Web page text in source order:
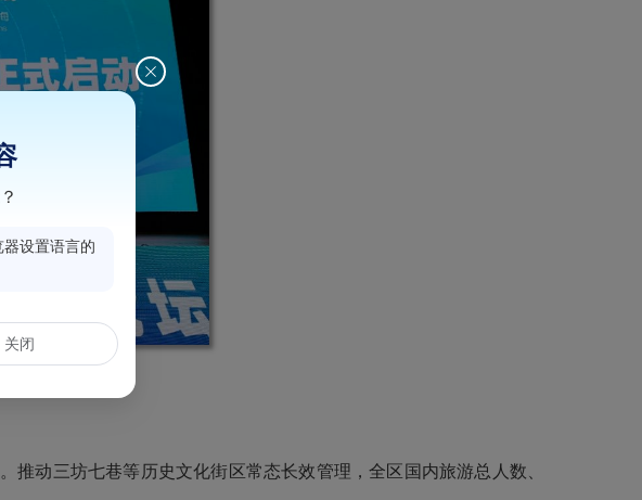
动三坊七巷等历史文化街区常态长效管理，全区国内旅游总人数、
设置语言的
关闭